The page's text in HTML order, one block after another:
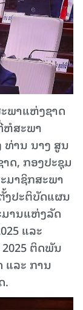
ພາແຫ່ງຊາດ
ຫໍສະພາ
ທ່ານ ນາງ ສູນ
ດ, ກອງປະຊຸມ
ມາຊິກສະພາ
ງປະຕິບັດແຜນ
ານແຫ່ງລັດ
ແລະ
ຕິດພັນ
ແລະ ການ
.